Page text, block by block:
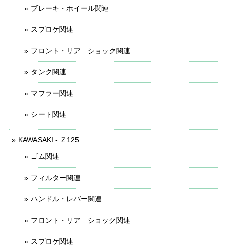
ブレーキ・ホイール関連
スプロケ関連
フロント・リア ショック関連
タンク関連
マフラー関連
シート関連
KAWASAKI - Ｚ125
ゴム関連
フィルター関連
ハンドル・レバー関連
フロント・リア ショック関連
スプロケ関連